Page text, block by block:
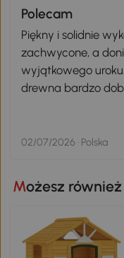
Polecam
Piękny i solidnie
zachwycone, a
wyjątkowego
drewna bardzo
02/07/2026 · Polska
Możesz